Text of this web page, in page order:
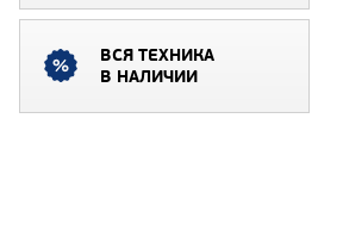
ВСЯ ТЕХНИКА
В НАЛИЧИИ